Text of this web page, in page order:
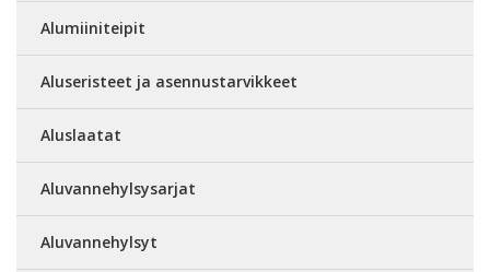
Alumiiniteipit
Aluseristeet ja asennustarvikkeet
Aluslaatat
Aluvannehylsysarjat
Aluvannehylsyt